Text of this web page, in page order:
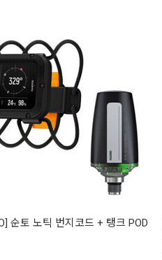
순토 노틱 번지코드 + 탱크 POD